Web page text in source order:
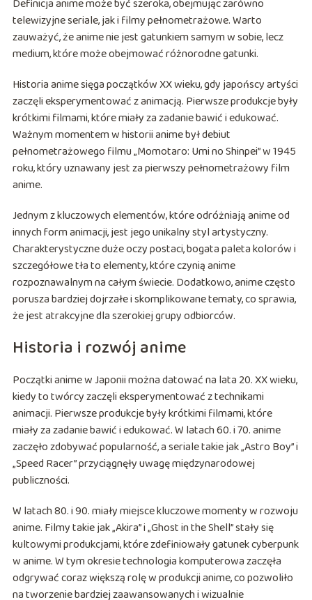
Definicja anime może być szeroka, obejmując zarówno
telewizyjne seriale, jak i filmy pełnometrażowe. Warto
zauważyć, że anime nie jest gatunkiem samym w sobie, lecz
medium, które może obejmować różnorodne gatunki.
Historia anime sięga początków XX wieku, gdy japońscy artyści
zaczęli eksperymentować z animacją. Pierwsze produkcje były
krótkimi filmami, które miały za zadanie bawić i edukować.
Ważnym momentem w historii anime był debiut
pełnometrażowego filmu „Momotaro: Umi no Shinpei” w 1945
roku, który uznawany jest za pierwszy pełnometrażowy film
anime.
Jednym z kluczowych elementów, które odróżniają anime od
innych form animacji, jest jego unikalny styl artystyczny.
Charakterystyczne duże oczy postaci, bogata paleta kolorów i
szczegółowe tła to elementy, które czynią anime
rozpoznawalnym na całym świecie. Dodatkowo, anime często
porusza bardziej dojrzałe i skomplikowane tematy, co sprawia,
że jest atrakcyjne dla szerokiej grupy odbiorców.
Historia i rozwój anime
Początki anime w Japonii można datować na lata 20. XX wieku,
kiedy to twórcy zaczęli eksperymentować z technikami
animacji. Pierwsze produkcje były krótkimi filmami, które
miały za zadanie bawić i edukować. W latach 60. i 70. anime
zaczęło zdobywać popularność, a seriale takie jak „Astro Boy” i
„Speed Racer” przyciągnęły uwagę międzynarodowej
publiczności.
W latach 80. i 90. miały miejsce kluczowe momenty w rozwoju
anime. Filmy takie jak „Akira” i „Ghost in the Shell” stały się
kultowymi produkcjami, które zdefiniowały gatunek cyberpunk
w anime. W tym okresie technologia komputerowa zaczęła
odgrywać coraz większą rolę w produkcji anime, co pozwoliło
na tworzenie bardziej zaawansowanych i wizualnie